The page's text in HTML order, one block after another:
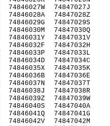
74846027W
74846028A
74846029G
74846030M
74846031Y
74846032F
74846033P
74846034D
74846035X
74846036B
74846037N
74846038J
74846039Z
74846040S
74846041Q
74846042V
74847027J
74847028Z
74847029S
74847030Q
74847031V
74847032H
74847033L
74847034C
74847035K
74847036E
74847037T
74847038R
74847039W
74847040A
74847041G
74847042M